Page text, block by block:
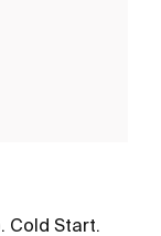
Cold Start.